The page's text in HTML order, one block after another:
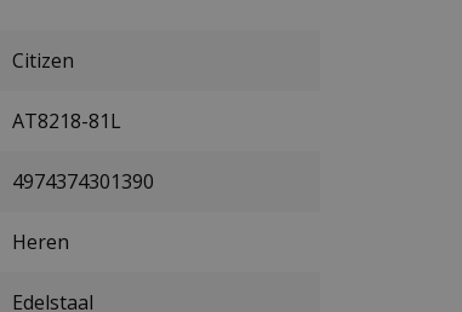
Citizen
AT8218-81L
4974374301390
Heren
Edelstaal